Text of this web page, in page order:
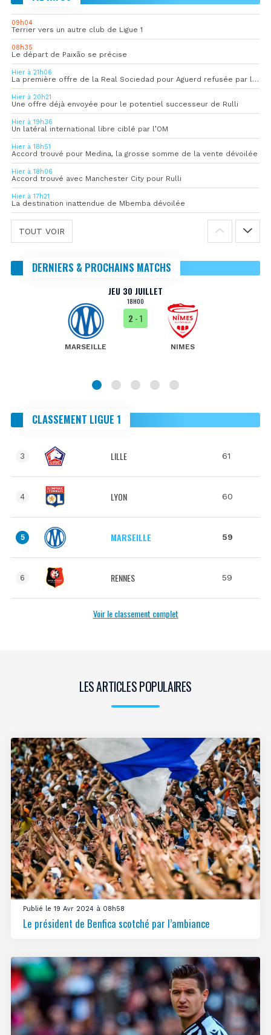
09h04
Terrier vers un autre club de Ligue 1
08h35
Le départ de Paixão se précise
Hier à 21h06
La première offre de la Real Sociedad pour Aguerd refusée par l’OM
Hier à 20h21
Une offre déjà envoyée pour le potentiel successeur de Rulli
Hier à 19h36
Un latéral international libre ciblé par l’OM
Hier à 18h51
Accord trouvé pour Medina, la grosse somme de la vente dévoilée
Hier à 18h06
Accord trouvé avec Manchester City pour Rulli
Hier à 17h21
La destination inattendue de Mbemba dévoilée
TOUT VOIR
DERNIERS & PROCHAINS MATCHS
JEU 30 JUILLET
18H00
MARSEILLE
2 - 1
NIMES
CLASSEMENT LIGUE 1
3 LILLE 61
4 LYON 60
5 MARSEILLE 59
6 RENNES 59
Voir le classement complet
LES ARTICLES POPULAIRES
Publié le 19 Avr 2024 à 08h58
Le président de Benfica scotché par l’ambiance